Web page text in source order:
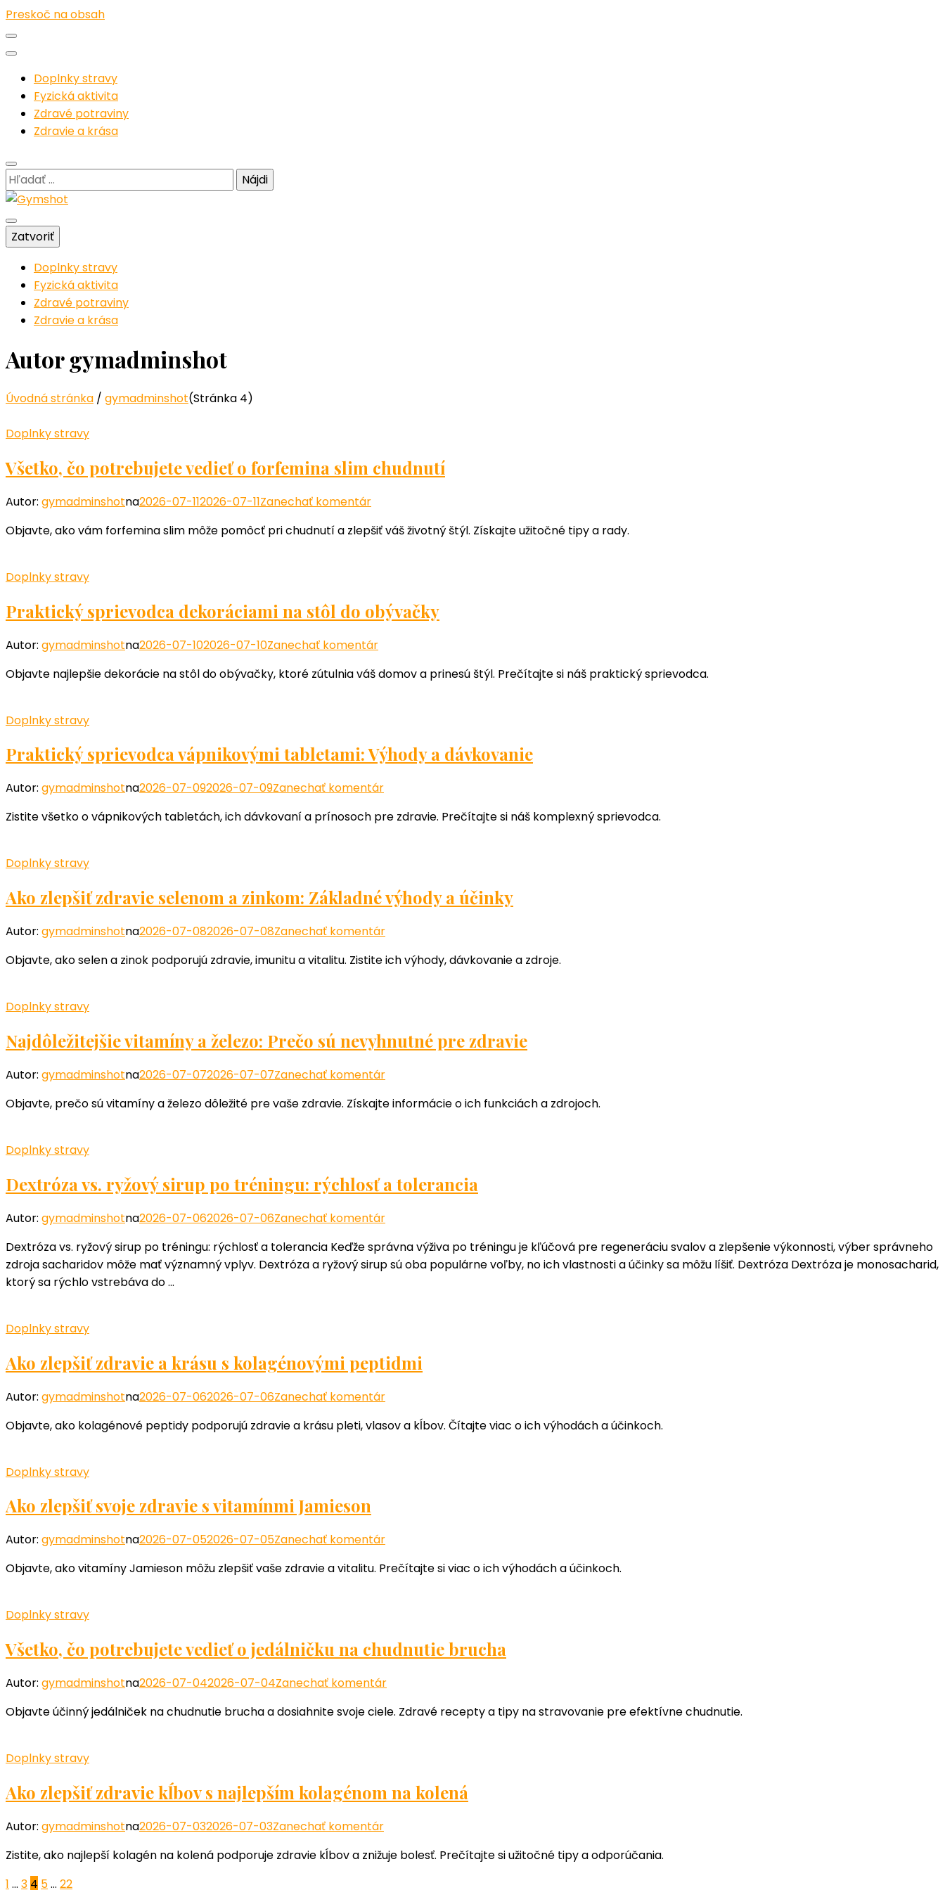
Preskoč na obsah
Doplnky stravy
Fyzická aktivita
Zdravé potraviny
Zdravie a krása
Hľadať:
Gymshot
Posilňovňa je môj život
Zatvoriť
Doplnky stravy
Fyzická aktivita
Zdravé potraviny
Zdravie a krása
Autorgymadminshot
Úvodná stránka / gymadminshot(Stránka 4)
Doplnky stravy
Všetko, čo potrebujete vedieť o forfemina slim chudnutí
Autor: gymadminshotna2026-07-112026-07-11Zanechať komentárk
Všetko,
o
forfemina
slim
Objavte, ako vám forfemina slim môže pomôcť pri chudnutí a zlepšiť váš životný štýl. Získajte užitočné tipy a rady.
Doplnky stravy
Praktický sprievodca dekoráciami na stôl do obývačky
Autor: gymadminshotna2026-07-102026-07-10Zanechať komentárk
Praktický
stôl
do
obývačky
Objavte najlepšie dekorácie na stôl do obývačky, ktoré zútulnia váš domov a prinesú štýl. Prečítajte si náš praktický sprievodca.
Doplnky stravy
Praktický sprievodca vápnikovými tabletami: Výhody a dávkovanie
Autor: gymadminshotna2026-07-092026-07-09Zanechať komentárk
Praktický
Výhody
a
dávkovanie
Zistite všetko o vápnikových tabletách, ich dávkovaní a prínosoch pre zdravie. Prečítajte si náš komplexný sprievodca.
Doplnky stravy
Ako zlepšiť zdravie selenom a zinkom: Základné výhody a účinky
Autor: gymadminshotna2026-07-082026-07-08Zanechať komentárk
Ako
a
zinkom:
Základné
a
Objavte, ako selen a zinok podporujú zdravie, imunitu a vitalitu. Zistite ich výhody, dávkovanie a zdroje.
Doplnky stravy
Najdôležitejšie vitamíny a železo: Prečo sú nevyhnutné pre zdravie
Autor: gymadminshotna2026-07-072026-07-07Zanechať komentárk
Najdôležitejšie
Prečo
sú
nevyhnutné
zdravie
Objavte, prečo sú vitamíny a železo dôležité pre vaše zdravie. Získajte informácie o ich funkciách a zdrojoch.
Doplnky stravy
Dextróza vs. ryžový sirup po tréningu: rýchlosť a tolerancia
Autor: gymadminshotna2026-07-062026-07-06Zanechať komentárk
Dextróza
vs.
rýchlosť
a
tolerancia
Dextróza vs. ryžový sirup po tréningu: rýchlosť a tolerancia Keďže správna výživa po tréningu je kľúčová pre regeneráciu svalov a zlepšenie výkonnosti, výber správneho
zdroja sacharidov môže mať významný vplyv. Dextróza a ryžový sirup sú oba populárne voľby, no ich vlastnosti a účinky sa môžu líšiť. Dextróza Dextróza je monosacharid,
ktorý sa rýchlo vstrebáva do …
Doplnky stravy
Ako zlepšiť zdravie a krásu s kolagénovými peptidmi
Autor: gymadminshotna2026-07-062026-07-06Zanechať komentárk
Ako
kolagénovými
Objavte, ako kolagénové peptidy podporujú zdravie a krásu pleti, vlasov a kĺbov. Čítajte viac o ich výhodách a účinkoch.
Doplnky stravy
Ako zlepšiť svoje zdravie s vitamínmi Jamieson
Autor: gymadminshotna2026-07-052026-07-05Zanechať komentárk
Ako
s
vitamínmi
Jamieson
Objavte, ako vitamíny Jamieson môžu zlepšiť vaše zdravie a vitalitu. Prečítajte si viac o ich výhodách a účinkoch.
Doplnky stravy
Všetko, čo potrebujete vedieť o jedálničku na chudnutie brucha
Autor: gymadminshotna2026-07-042026-07-04Zanechať komentárk
Všetko,
o
jedálničku
brucha
Objavte účinný jedálniček na chudnutie brucha a dosiahnite svoje ciele. Zdravé recepty a tipy na stravovanie pre efektívne chudnutie.
Doplnky stravy
Ako zlepšiť zdravie kĺbov s najlepším kolagénom na kolená
Autor: gymadminshotna2026-07-032026-07-03Zanechať komentárk
Ako
Zistite, ako najlepší kolagén na kolená podporuje zdravie kĺbov a znižuje bolesť. Prečítajte si užitočné tipy a odporúčania.
Stránka
1 … Stránka
3 Stránka
4 Stránka
5… Stránka
22